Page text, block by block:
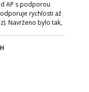
AP s podporou
rychlosti až
Navrženo bylo tak,